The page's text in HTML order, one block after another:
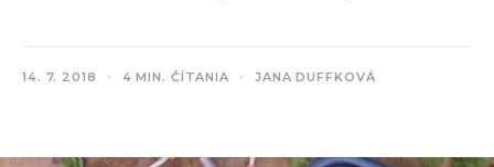
14. 7. 2018 4 MIN. ČÍTANIA JANA DUFFKOVÁ